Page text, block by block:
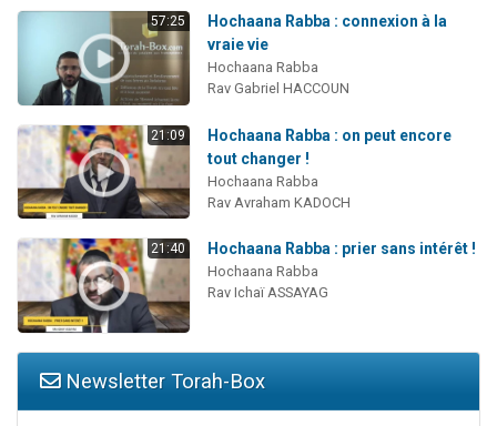
57:25
Hochaana Rabba : connexion à la
vraie vie
Hochaana Rabba
Rav Gabriel HACCOUN
21:09
Hochaana Rabba : on peut encore
tout changer !
Hochaana Rabba
Rav Avraham KADOCH
21:40 Hochaana Rabba : prier sans intérêt !
Hochaana Rabba
Rav Ichaï ASSAYAG
Newsletter Torah-Box